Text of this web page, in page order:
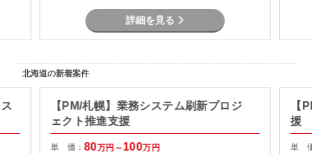
詳細を見る
北海道の新着案件
【PM/札幌】業務システム刷新プロジ
ェクト推進支援
単 価：80万円～100万円
【
援
単